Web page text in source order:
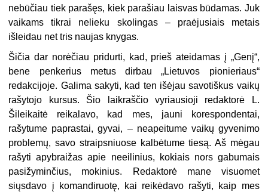
nebūčiau tiek parašęs, kiek parašiau laisvas būdamas. Juk
vaikams tikrai nelieku skolingas – praėjusiais metais
išleidau net tris naujas knygas.
Šičia dar norėčiau pridurti, kad, prieš ateidamas į „Genį“,
bene penkerius metus dirbau „Lietuvos pionieriaus“
redakcijoje. Galima sakyti, kad ten išėjau savotiškus vaikų
rašytojo kursus. Šio laikraščio vyriausioji redaktorė L.
Šileikaitė reikalavo, kad mes, jauni korespondentai,
rašytume paprastai, gyvai, – neapeitume vaikų gyvenimo
problemų, savo straipsniuose kalbėtume tiesą. Aš mėgau
rašyti apybraižas apie neeilinius, kokiais nors gabumais
pasižyminčius, mokinius. Redaktorė mane visuomet
siųsdavo į komandiruotę, kai reikėdavo rašyti, kaip mes